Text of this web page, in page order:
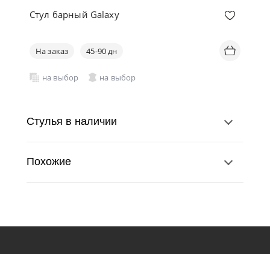
Стул барный Galaxy
На заказ 45-90 дн
на выбор на выбор
Стулья в наличии
Похожие